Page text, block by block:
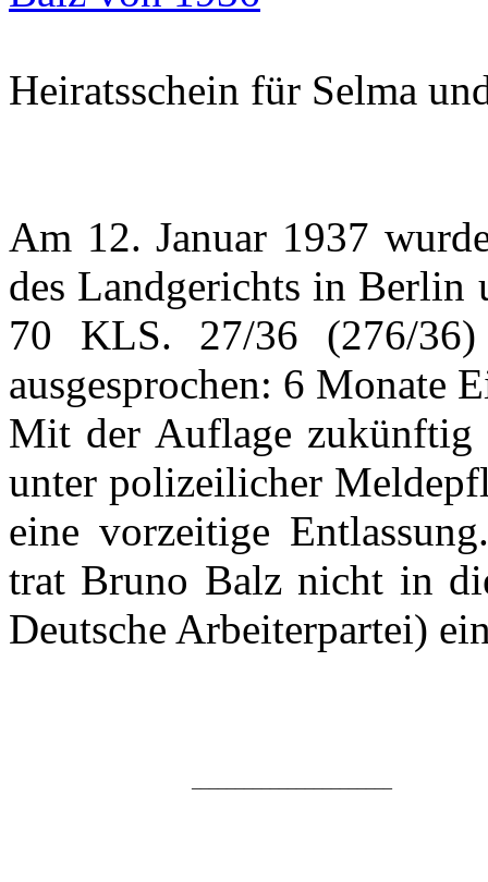
Heiratsschein für Selma
Am 12. Januar 1937
des Landgerichts in Berlin
70 KLS. 27/36 (276/
ausgesprochen: 6 Monate
Mit der Auflage zukünftig
unter polizeilicher
eine vorzeitige
trat Bruno Balz nicht in
Deutsche Arbeiterpartei)